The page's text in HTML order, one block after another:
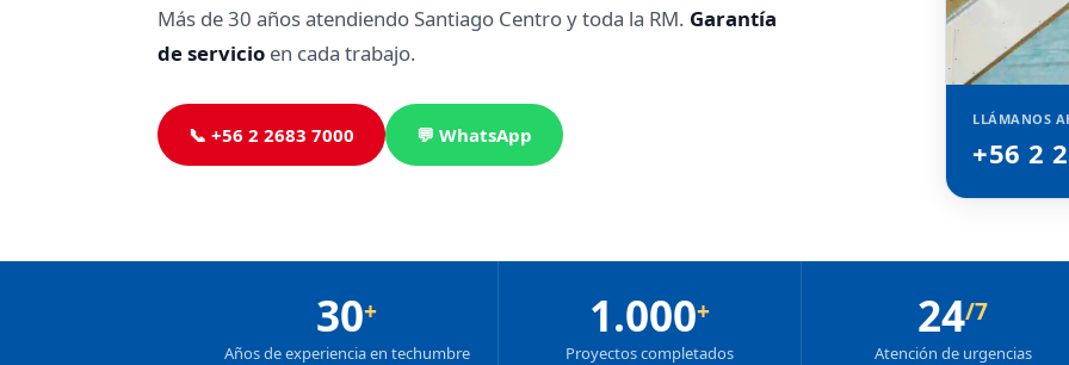
Más de 30 años atendiendo Santiago Centro y toda la RM. Garantía
de servicio en cada trabajo.
📞 +56 2 2683 7000 💬 WhatsApp
LLÁMANOS
+56 2
30+
Años de experiencia en techumbre
1.000+
Proyectos completados
24/7
Atención de urgencias